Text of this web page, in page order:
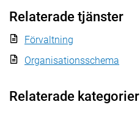
Relaterade tjänster
Förvaltning
Organisationsschema
Relaterade kategorier